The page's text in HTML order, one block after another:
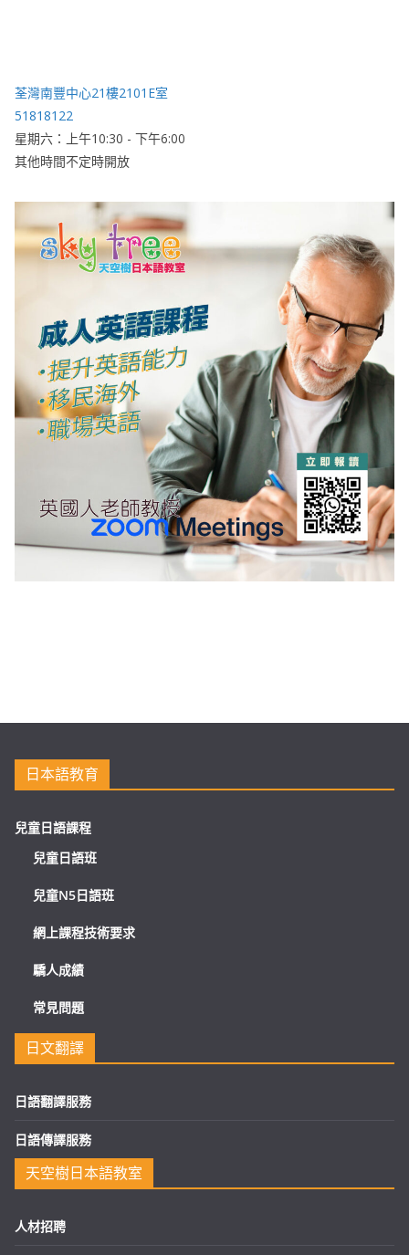
荃灣南豐中心21樓2101E室
51818122
星期六：上午10:30 - 下午6:00
其他時間不定時開放
日本語教育
兒童日語課程
兒童日語班
兒童N5日語班
網上課程技術要求
驕人成績
常見問題
日文翻譯
日語翻譯服務
日語傳譯服務
天空樹日本語教室
人材招聘